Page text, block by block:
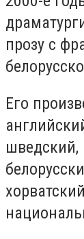
прозу с
Его
шведский,